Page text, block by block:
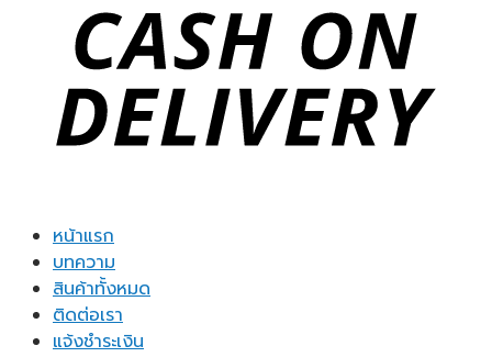
หน้าแรก
บทความ
สินค้าทั้งหมด
ติดต่อเรา
แจ้งชำระเงิน